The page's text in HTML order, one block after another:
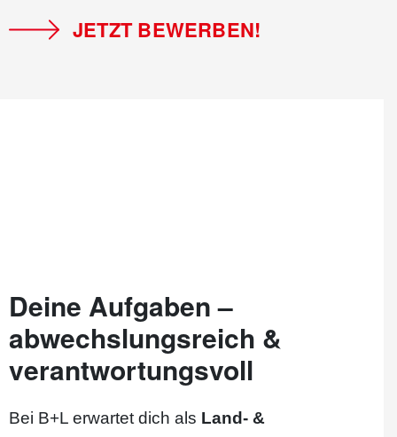
JETZT BEWERBEN!
Deine Aufgaben –
abwechslungsreich &
verantwortungsvoll
Bei B+L erwartet dich als Land- &